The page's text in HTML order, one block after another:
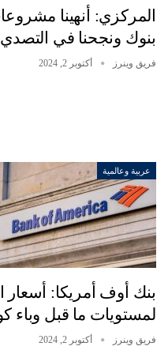
بنوك ونجحنا في
فريق وينرز أكتوبر 2, 2024
عربية وعالمية
بنك أوف أمريكا: أسعار
لمستويات ما قبل وباء
فريق وينرز أكتوبر 2, 2024